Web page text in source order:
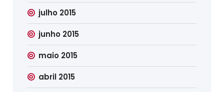
julho 2015
junho 2015
maio 2015
abril 2015